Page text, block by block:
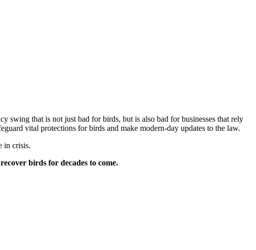
swing that is not just bad for birds, but is also bad for businesses that rely
vital protections for birds and make modern-day updates to the law.
in crisis.
birds for decades to come.